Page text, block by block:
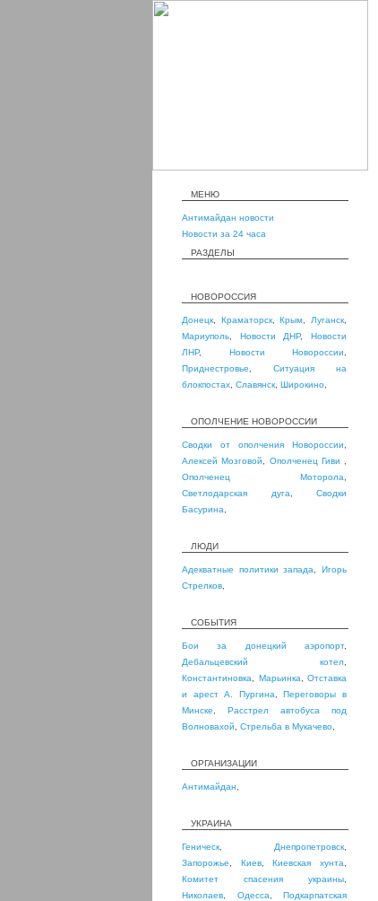
МЕНЮ
Антимайдан новости
Новости за 24 часа
РАЗДЕЛЫ
НОВОРОССИЯ
Донецк Краматорск,Крым Луганск
Мариуполь
Новости ДНР,Новости
ЛНР, Новости Новороссии
Приднестровье
Ситуация на
блокпостах Славянск Широкино
ОПОЛЧЕНИЕ НОВОРОССИИ
Сводки от ополчения Новороссии
Алексей Мозговой
Ополченец Гиви
Ополченец Моторола
Светлодарская дуга
Сводки
Басурина
ЛЮДИ
Адекватные политики запада ,Игорь
Стрелков
СОБЫТИЯ
Бои за донецкий аэропорт,
Дебальцевский котел
Константиновка
Марьинка
Отставка
и арест А. Пургина ,Переговоры в
Минске
Расстрел автобуса под
Волновахой
Стрельба в Мукачево
ОРГАНИЗАЦИИ
Антимайдан
УКРАИНА
Геническ Днепропетровск
Запорожье
Киев,Киевская хунта
Комитет спасения украины
Николаев
Одесса
Подкарпатская